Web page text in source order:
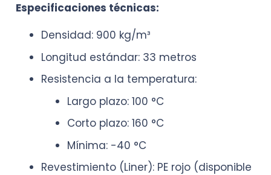
Especificaciones técnicas:
Densidad: 900 kg/m³
Longitud estándar: 33 metros
Resistencia a la temperatura:
Largo plazo: 100 °C
Corto plazo: 160 °C
Mínima: -40 °C
Revestimiento (Liner): PE rojo (disponible